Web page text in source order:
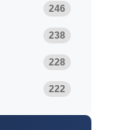
246
238
228
222